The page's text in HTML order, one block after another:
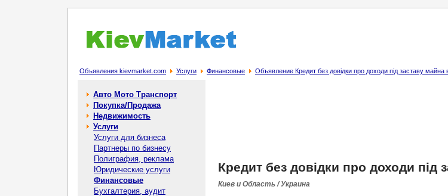
Объявления kievmarket.com Услуги Финансовые Объявление Кредит без довідки про доходи під заставу майна
Авто Мото Транспорт
Покупка/Продажа
Недвижимость
Услуги
Услуги для бизнеса
Партнеры по бизнесу
Полиграфия, реклама
Юридические услуги
Финансовые
Бухгалтерия, аудит
Кредит без довідки про доходи під
Киев и Область / Украина